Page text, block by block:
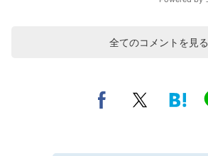
全てのコメントを見る